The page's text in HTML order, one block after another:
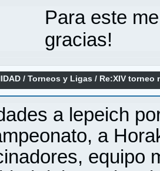
Para este
gracias!
/Torneos y Ligas / Re:XIV torneo
GANADOR
a lepeich
a
equipo